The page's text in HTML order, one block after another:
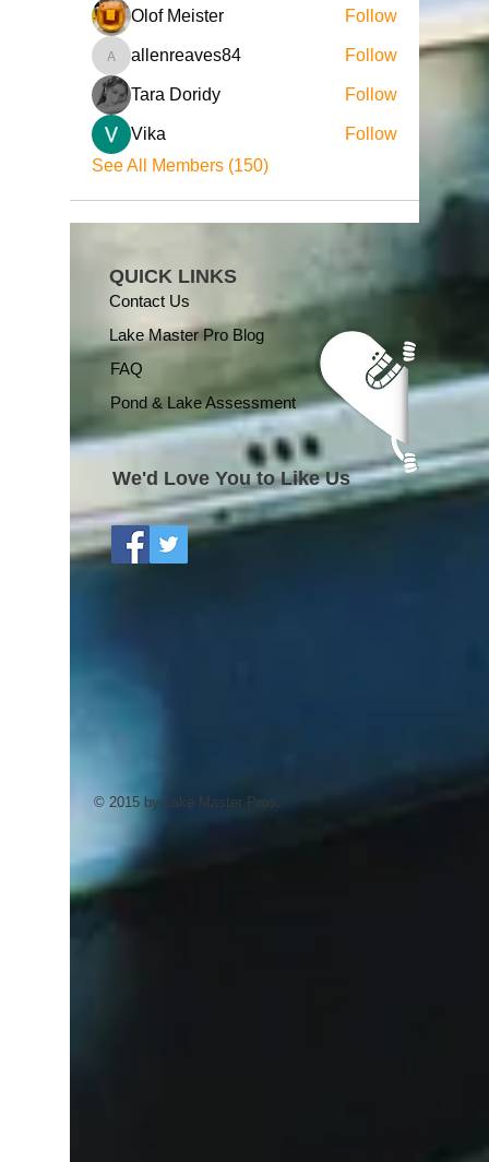
Olof Meister Follow
allenreaves84
allenreaves84 Follow
Tara Doridy Follow
Vika
Follow
See All Members (150)
QUICK LINKS
Contact Us
Lake Master Pro Blog
FAQ
Pond & Lake Assessment
We'd Love You to Like Us
© 2015 by Lake Master Pros.